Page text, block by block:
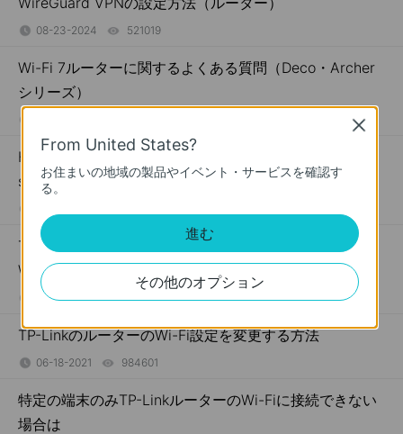
08-23-2024 521019
Wi-Fi 7ルーターに関するよくある質問（Deco・Archer
シリーズ）
How to retrieve your old router's PPPoE dial-up
settings to TP-Link wireless router
Troubleshooting Guide of DDNS function on TP-Link
Wi-Fi Router, LTE Gateway Router or Deco Router
05-17-2023 293719views
TP-LinkのルーターのWi-Fi設定を変更する方法
06-18-2021 984601
特定の端末のみTP-LinkルーターのWi-Fiに接続できない
場合は
From United States?
お住まいの地域の製品やイベント・サービスを確認す
る。
進む
その他のオプション
Close